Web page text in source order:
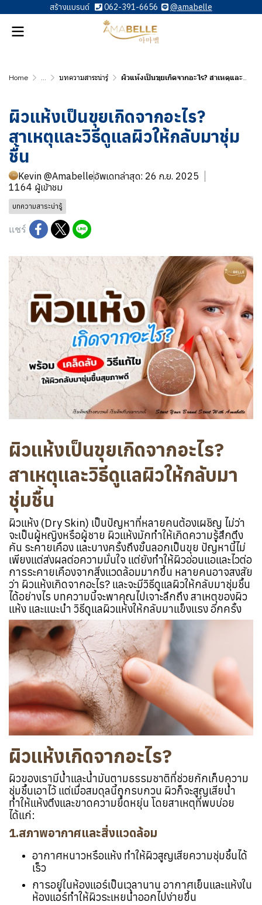
สร้างแบรนด์ 062-391-6656 @amabelle
Home ... บทความสาระน่ารู้ ผิวแห้งเป็นขุยเกิดจากอะไร? สาเหตุและวิธีดูแลผิวให้กลับมาชุ่มชื้น
ผิวแห้งเป็นขุยเกิดจากอะไร?
สาเหตุและวิธีดูแลผิวให้กลับมาชุ่ม
ชื้น
Kevin @Amabelleอัพเดทล่าสุด: 26 ก.ย. 2025
1164 ผู้เข้าชม
บทความสาระน่ารู้
แชร์
ผิวแห้งเป็นขุยเกิดจากอะไร?
สาเหตุและวิธีดูแลผิวให้กลับมา
ชุ่มชื้น
ผิวแห้ง (Dry Skin) เป็นปัญหาที่หลายคนต้องเผชิญ ไม่ว่า
จะเป็นผู้หญิงหรือผู้ชาย ผิวแห้งมักทำให้เกิดความรู้สึกตึง
คัน ระคายเคือง และบางครั้งถึงขั้นลอกเป็นขุย ปัญหานี้ไม่
เพียงแต่ส่งผลต่อความมั่นใจ แต่ยังทำให้ผิวอ่อนแอและไวต่อ
การระคายเคืองจากสิ่งแวดล้อมมากขึ้น หลายคนอาจสงสัย
ว่า ผิวแห้งเกิดจากอะไร? และจะมีวิธีดูแลผิวให้กลับมาชุ่มชื้น
ได้อย่างไร บทความนี้จะพาคุณไปเจาะลึกถึง สาเหตุของผิว
แห้ง และแนะนำ วิธีดูแลผิวแห้งให้กลับมาแข็งแรง อีกครั้ง
ผิวแห้งเกิดจากอะไร?
ผิวของเรามีน้ำและน้ำมันตามธรรมชาติที่ช่วยกักเก็บความ
ชุ่มชื้นเอาไว้ แต่เมื่อสมดุลนี้ถูกรบกวน ผิวก็จะสูญเสียน้ำ
ทำให้แห้งตึงและขาดความยืดหยุ่น โดยสาเหตุที่พบบ่อย
ได้แก่:
1.สภาพอากาศและสิ่งแวดล้อม
อากาศหนาวหรือแห้ง ทำให้ผิวสูญเสียความชุ่มชื้นได้
เร็ว
การอยู่ในห้องแอร์เป็นเวลานาน อากาศเย็นและแห้งใน
ห้องแอร์ทำให้ผิวระเหยน้ำออกไปง่ายขึ้น